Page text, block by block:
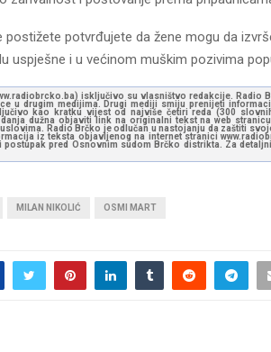
potvrđujete da žene mogu da
uspješne i u većinom muškim pozivima
isključivo su vlasništvo redakcije. Radio
u drugim medijima. Drugi mediji smiju prenijeti
kao kratku vijest od najviše četiri reda (300
dužna objaviti link na originalni tekst na web
Radio Brčko je odlučan u nastojanju da zaštiti
iz teksta objavljenog na internet stranici
pred Osnovnim sudom Brčko distrikta. Za
MILAN NIKOLIĆ OSMI MART